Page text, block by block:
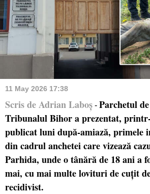
11 May 2026 17:38
Scris de Adrian Laboș - Parchetul
Tribunalul Bihor a prezentat,
publicat luni după-amiază, primele
din cadrul anchetei care vizează
Parhida, unde o tânără de 18 ani a
mai, cu mai multe lovituri de cuțit
recidivist.